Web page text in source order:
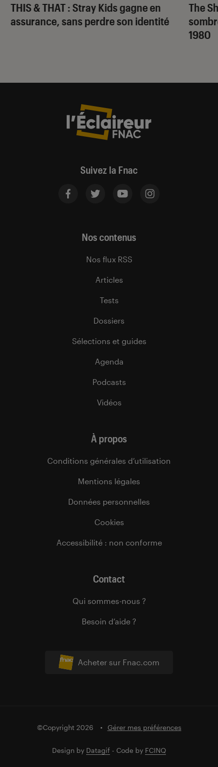
THIS & THAT: Stray Kids gagne en
assurance, sans perdre son identité
The
1980
Suivez la Fnac
Acheter sur Fnac.com
Nos contenus
Nos flux RSS
Articles
Tests
Dossiers
Sélections et guides
Agenda
Podcasts
Vidéos
À propos
Conditions générales d’utilisation
Mentions légales
Données personnelles
Cookies
Accessibilité : non conforme
Contact
Qui sommes-nous ?
Besoin d’aide ?
©Copyright 2026 Gérer mes préférences
Design by Datagif - Code by FCINQ